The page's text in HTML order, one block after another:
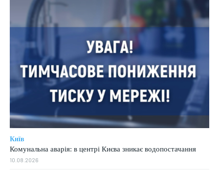
Київ
Комунальна аварія: в центрі Києва зникає водопостачання
10.08.2026